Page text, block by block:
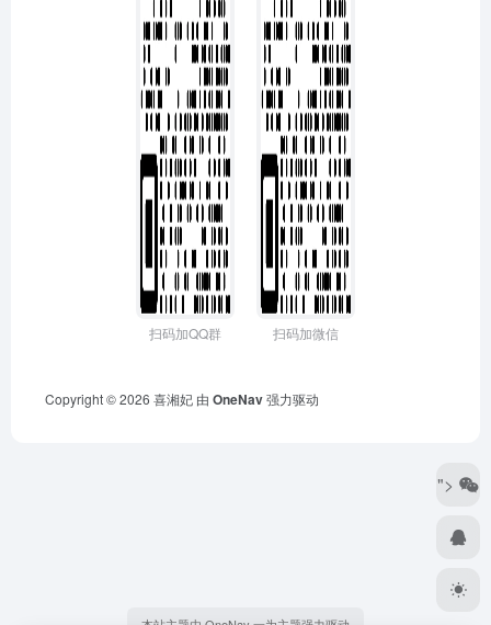
扫码加QQ群 扫码加微信
Copyright © 2026 喜湘妃 由 OneNav强力驱动
">